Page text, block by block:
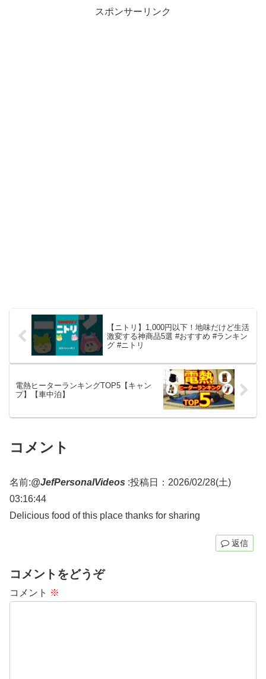
スポンサーリンク
【ニトリ】1,000円以下！地味だけど生活
激変する神商品5選 #おすすめ #ランキン
グ #ニトリ
電熱ヒーターランキングTOP5【キャン
プ】【車中泊】
コメント
名前:@JefPersonalVideos :投稿日：2026/02/28(土)
03:16:44
Delicious food of this place thanks for sharing
返信
コメントをどうぞ
コメント ※